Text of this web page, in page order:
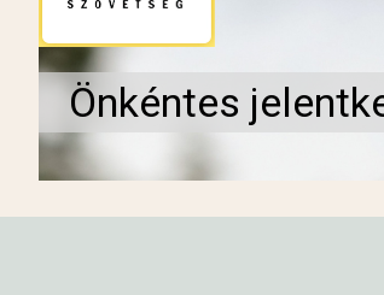
Önkéntes